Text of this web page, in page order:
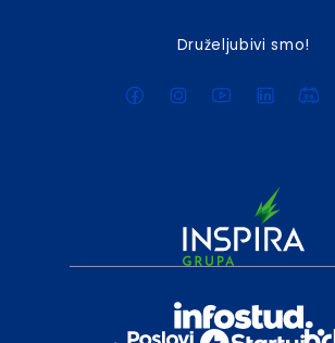
Druželjubivi smo!